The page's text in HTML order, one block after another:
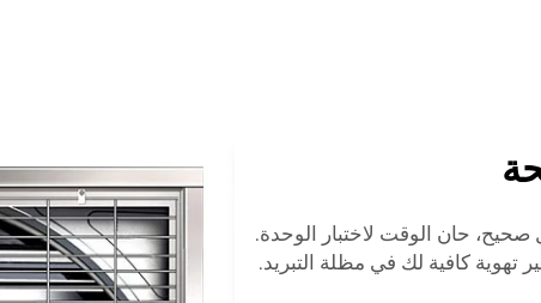
حان الوقت لاختبار الوحدة.
تهوية كافية لك في مظلة التبريد.